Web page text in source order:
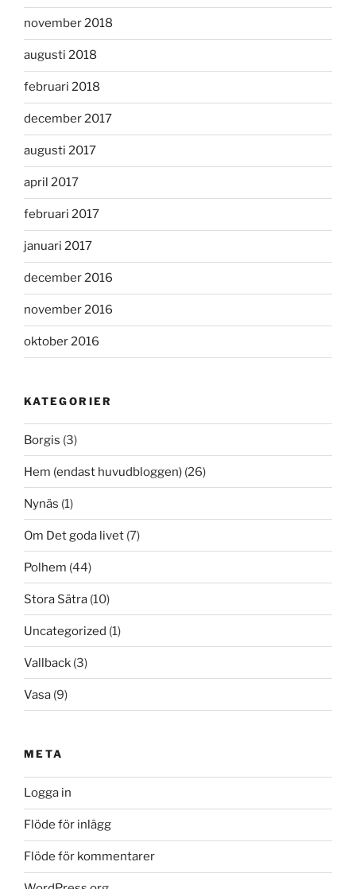
november 2018
augusti 2018
februari 2018
december 2017
augusti 2017
april 2017
februari 2017
januari 2017
december 2016
november 2016
oktober 2016
KATEGORIER
Borgis (3)
Hem (endast huvudbloggen) (26)
Nynäs (1)
Om Det goda livet (7)
Polhem (44)
Stora Sätra (10)
Uncategorized (1)
Vallback (3)
Vasa (9)
META
Logga in
Flöde för inlägg
Flöde för kommentarer